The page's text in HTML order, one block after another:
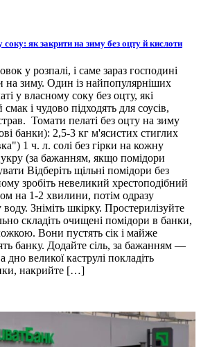
як закрити на зиму без оцту й кислоти
у розпалі, і саме зараз господині
на зиму. Один із найпопулярніших
у власному соку без оцту, які
і чудово підходять для соусів,
Томати пелаті без оцту на зиму
банки): 2,5-3 кг м'ясистих стиглих
1 ч. л. солі без гірки на кожну
(за бажанням, якщо помідори
Відберіть щільні помідори без
зробіть невеликий хрестоподібний
на 1-2 хвилини, потім одразу
Зніміть шкірку. Простерилізуйте
складіть очищені помідори в банки,
Вони пустять сік і майже
банку. Додайте сіль, за бажанням —
дно великої каструлі покладіть
накрийте […]